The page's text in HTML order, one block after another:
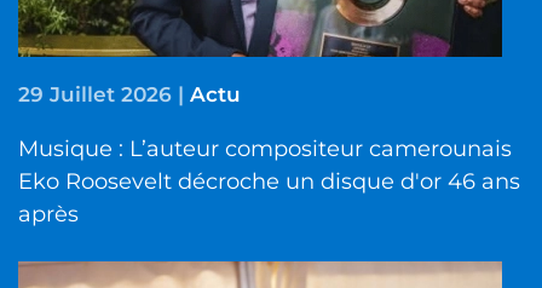
29 Juillet 2026 | Actu
Musique : L’auteur compositeur camerounais
Eko Roosevelt décroche un disque d'or 46 ans
après